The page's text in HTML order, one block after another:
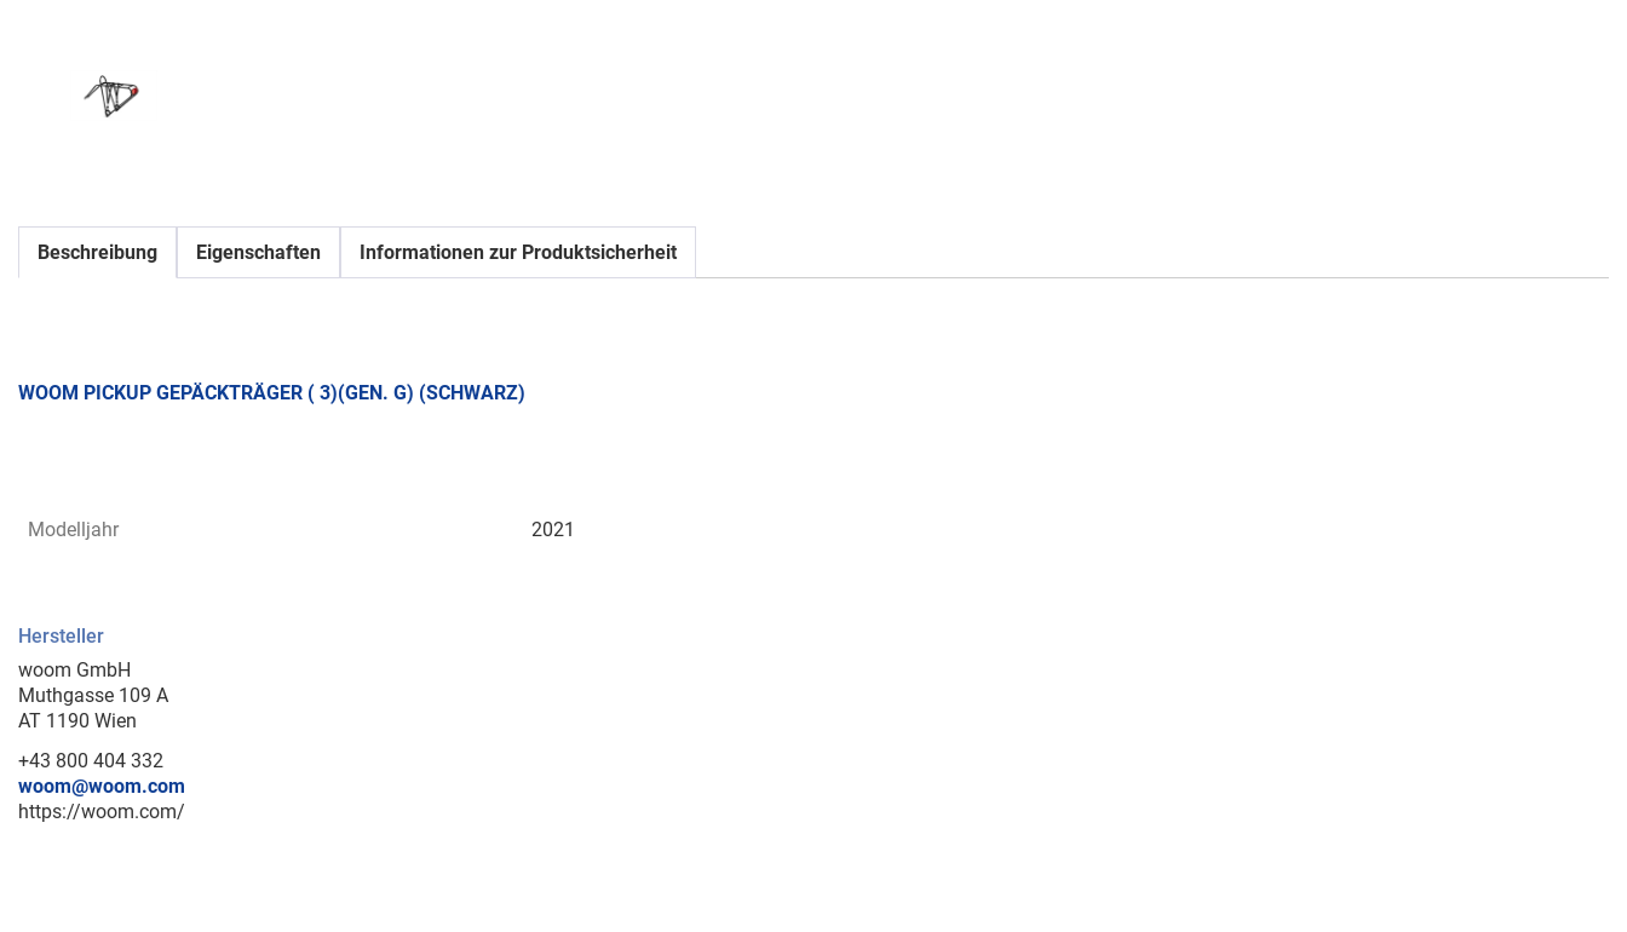
Beschreibung Eigenschaften Informationen zur Produktsicherheit
WOOM PICKUP GEPÄCKTRÄGER ( 3)(GEN. G) (SCHWARZ)
Modelljahr 2021
Hersteller
woom GmbH
Muthgasse 109 A
AT 1190 Wien
+43 800 404 332
woom@woom.com
https://woom.com/